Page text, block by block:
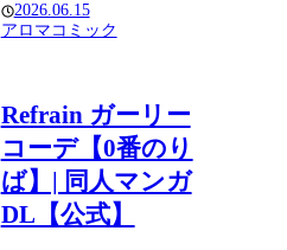
2026.06.15
アロマコミック
Refrain ガーリー
コーデ【0番のり
ば】| 同人マンガ
DL【公式】